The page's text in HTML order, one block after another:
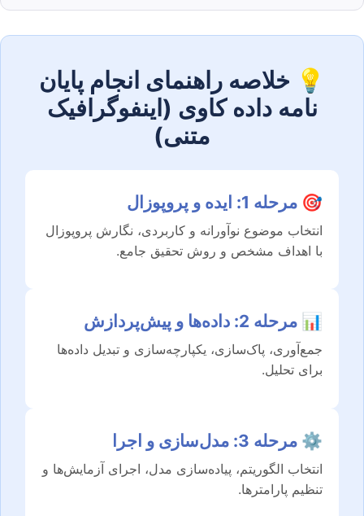
💡 خلاصه راهنمای انجام پایان
نامه داده کاوی (اینفوگرافیک
متنی)
🎯 مرحله 1: ایده و پروپوزال
انتخاب موضوع نوآورانه و کاربردی، نگارش پروپوزال
با اهداف مشخص و روش تحقیق جامع.
📊 مرحله 2: داده‌ها و پیش‌پردازش
جمع‌آوری، پاک‌سازی، یکپارچه‌سازی و تبدیل داده‌ها
برای تحلیل.
⚙️ مرحله 3: مدل‌سازی و اجرا
انتخاب الگوریتم، پیاده‌سازی مدل، اجرای آزمایش‌ها و
تنظیم پارامترها.